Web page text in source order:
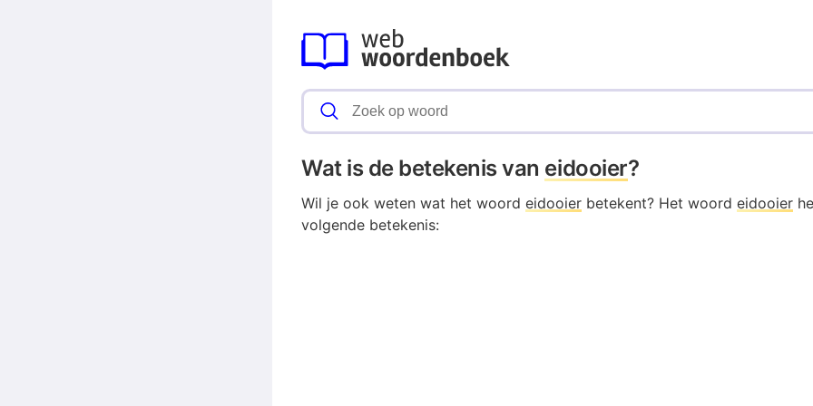
Wat is de betekenis van eidooier?
Wil je ook weten wat het woord eidooier betekent? Het woord eidooier
volgende betekenis: